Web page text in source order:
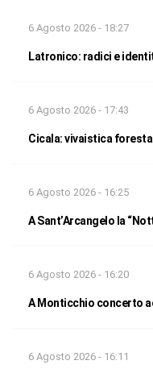
6 Agosto 2026 - 18:27
Latronico: radici e
6 Agosto 2026 - 17:43
Cicala: vivaistica
6 Agosto 2026 - 16:25
A Sant’Arcangelo la
6 Agosto 2026 - 16:20
A Monticchio concerto
6 Agosto 2026 - 16:11